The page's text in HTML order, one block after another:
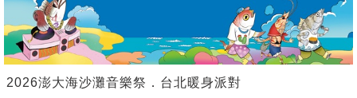
2026澎大海沙灘音樂祭．台北暖身派對